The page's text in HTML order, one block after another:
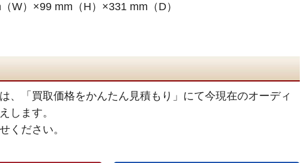
W）×99 mm（H）×331 mm（D）
、「買取価格をかんたん見積もり」にて今現在のオーディ
します。
ください。